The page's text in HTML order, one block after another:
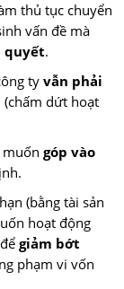
thủ tục chuyển
vấn đề mà
quyết.
tyvẫn phải
dứt hoạt
muốn góp vào
(bằng tài sản
hoạt động
giảm bớt
phạm vi vốn